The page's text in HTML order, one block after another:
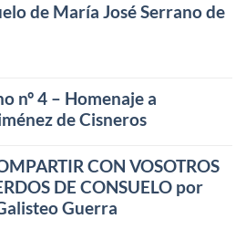
de María José Serrano de
nº 4 – Homenaje a
de Cisneros
CON VOSOTROS
DE CONSUELO por
Guerra